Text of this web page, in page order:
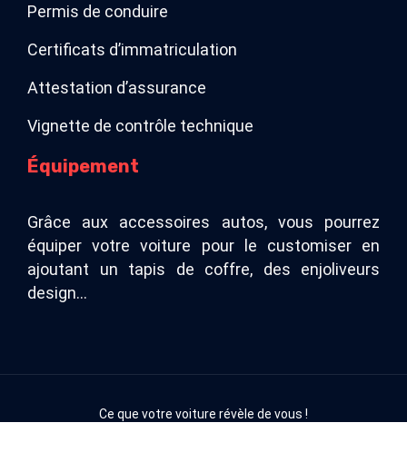
Permis de conduire
Certificats d’immatriculation
Attestation d’assurance
Vignette de contrôle technique
Équipement
Grâce aux accessoires autos, vous pourrez
équiper votre voiture pour le customiser en
ajoutant un tapis de coffre, des enjoliveurs
design…
Ce que votre voiture révèle de vous !